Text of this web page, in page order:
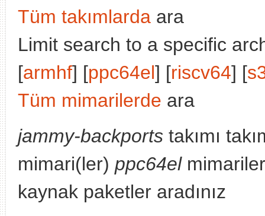
Tüm takımlarda ara
Limit search to a specific
[armhf] [ppc64el] [riscv64] [
Tüm mimarilerde ara
jammy-backports takımı
mimari(ler) ppc64el
kaynak paketler aradınız